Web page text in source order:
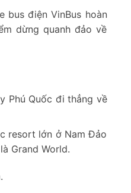
bus điện VinBus hoàn
dừng quanh đảo về
Phú Quốc đi thẳng về
resort lớn ở Nam Đảo
Grand World.